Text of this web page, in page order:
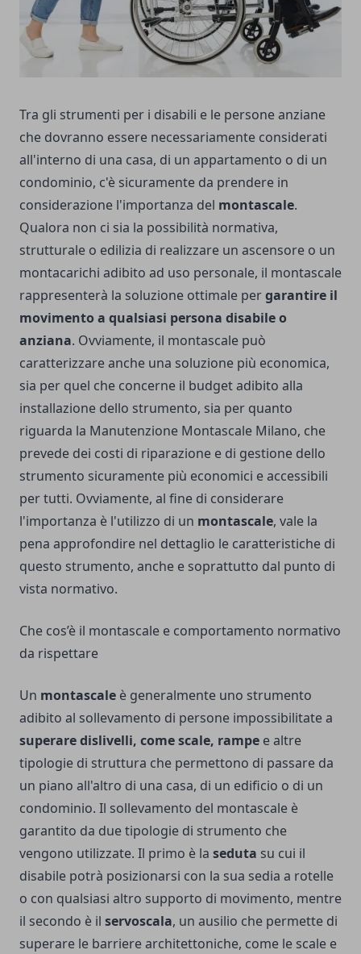
Tra gli strumenti per i disabili e le persone anziane
che dovranno essere necessariamente considerati
all'interno di una casa, di un appartamento o di un
condominio, c'è sicuramente da prendere in
considerazione l'importanza del montascale.
Qualora non ci sia la possibilità normativa,
strutturale o edilizia di realizzare un ascensore o un
montacarichi adibito ad uso personale, il montascale
rappresenterà la soluzione ottimale pergarantire il
movimento a qualsiasi persona disabile o
anziana. Ovviamente, il montascale può
caratterizzare anche una soluzione più economica,
sia per quel che concerne il budget adibito alla
installazione dello strumento, sia per quanto
riguarda la Manutenzione Montascale Milano, che
prevede dei costi di riparazione e di gestione dello
strumento sicuramente più economici e accessibili
per tutti. Ovviamente, al fine di considerare
l'importanza è l'utilizzo di un montascale, vale la
pena approfondire nel dettaglio le caratteristiche di
questo strumento, anche e soprattutto dal punto di
vista normativo.
Che cos’è il montascale e comportamento normativo
da rispettare
Un montascale è generalmente uno strumento
adibito al sollevamento di persone impossibilitate a
superare dislivelli, come scale, rampe e altre
tipologie di struttura che permettono di passare da
un piano all'altro di una casa, di un edificio o di un
condominio. Il sollevamento del montascale è
garantito da due tipologie di strumento che
vengono utilizzate. Il primo è la seduta su cui il
disabile potrà posizionarsi con la sua sedia a rotelle
o con qualsiasi altro supporto di movimento, mentre
il secondo è il servoscala, un ausilio che permette di
superare le barriere architettoniche, come le scale e